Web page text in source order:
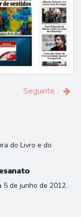
Seguinte
do Livro e do
de junho de 2012.